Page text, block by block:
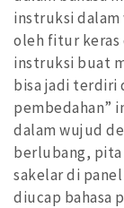
instruksi dalam
oleh fitur keras
instruksi buat
bisa jadi terdiri
pembedahan”
dalam wujud
berlubang,
sakelar di
diucap bahasa